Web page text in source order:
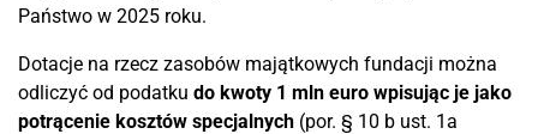
Państwo w 2025 roku.
Dotacje na rzecz zasobów majątkowych fundacji można
odliczyć od podatku do kwoty 1 mln euro wpisując je jako
potrącenie kosztów specjalnych (por. § 10 b ust. 1a